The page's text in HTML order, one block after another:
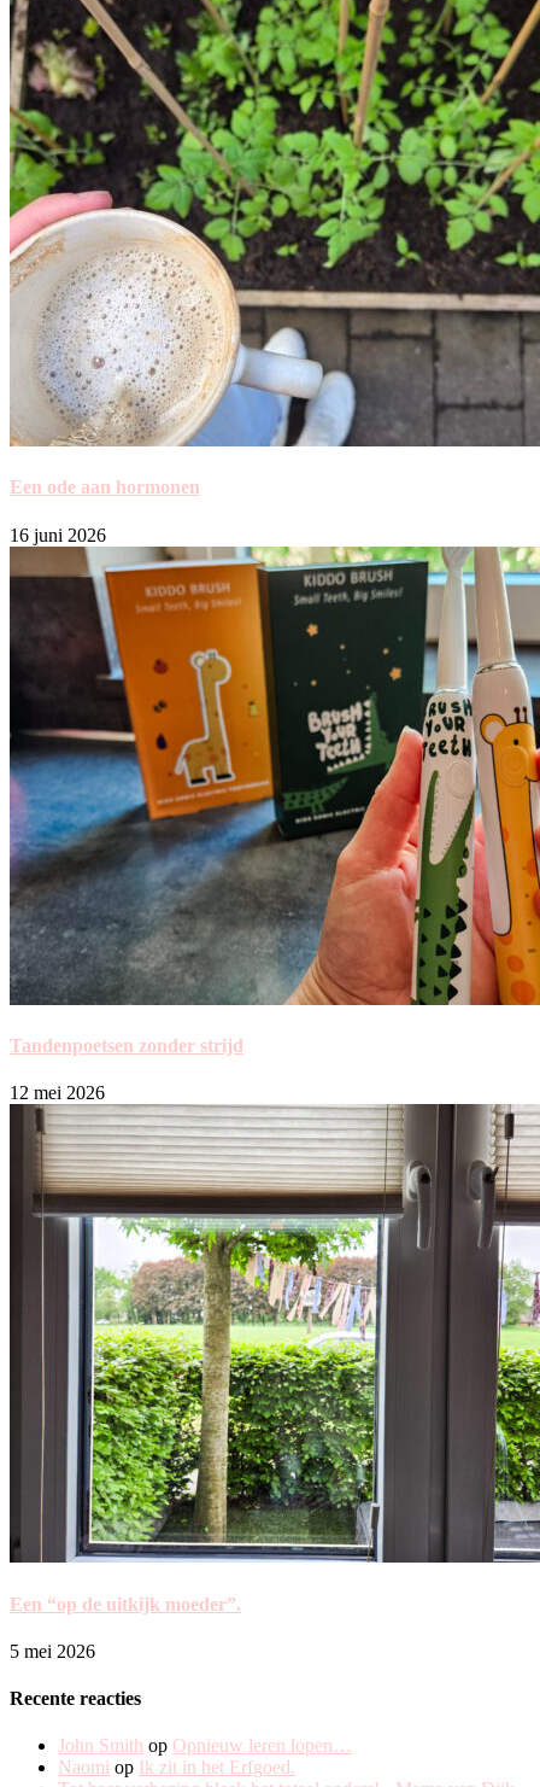
Een ode aan hormonen
16 juni 2026
Tandenpoetsen zonder strijd
12 mei 2026
Een “op de uitkijk moeder”.
5 mei 2026
Recente reacties
John Smith op Opnieuw leren lopen…
Naomi op Ik zit in het Erfgoed.